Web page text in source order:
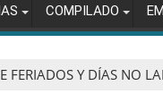
COMPILADO
FERIADOS Y DÍAS NO